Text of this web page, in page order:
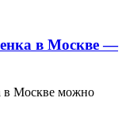
в Москве —
в Москве можно